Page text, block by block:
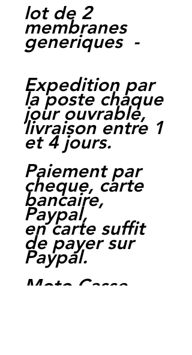
lot de 2
membranes
generiques -
Expedition par
la poste chaque
jour ouvrable,
livraison entre 1
et 4 jours.
Paiement par
cheque, carte
bancaire,
Paypal,
en carte suffit
de payer sur
Paypal.
Moto Casse